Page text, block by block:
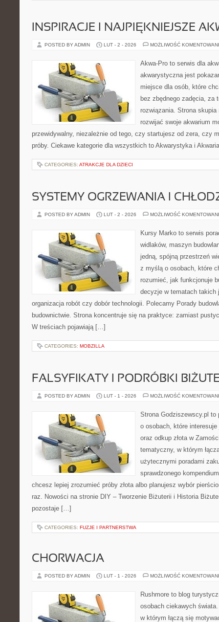
INSPIRACJE I NAJPIĘKNIEJSZE
POSTED BY ADMIN LUT - 2 - 2026 MOŻLIWOŚĆ
Akwa-Pro to serwis dla
akwarystyczna jest
miejsce dla osób, które
bez zbędnego zadęcia, za
rozwiązania. Strona
rozwijać swoje akwarium
przewidywalny, niezależnie od tego, czy startujesz od zera, czy
próby. Ciekawe kategorie dla wszystkich to Akwarystyka i
CATEGORIES: ATRAKCJE DLA DZIECI
SYSTEMY OGRZEWANIA I
POSTED BY ADMIN LUT - 2 - 2026 MOŻLIWOŚĆ
Kursy Marko to serwis
widlaków, maszyn
jedną, spójną przestrzeń
z myślą o osobach, które
rozumieć, jak funkcjonuje
decyzje w tematach
organizacja robót czy dobór technologii. Polecamy Porady
budownictwie. Strona koncentruje się na praktyce: zamiast
W treściach pojawiają […]
CATEGORIES: MOBZILLA
FALSYFIKATY I PODRÓBKI
POSTED BY ADMIN LUT - 1 - 2026 MOŻLIWOŚĆ
Strona Godziszewscy.pl
o osobach, które
oraz odkup złota w
tematyczny, w którym
użytecznymi poradami
sprawdzonego
chcesz lepiej zrozumieć próby złota albo planujesz wybór
raz. Nowości na stronie DIY – Tworzenie Biżuterii i Historia
pozostaje […]
CATEGORIES: FUZJE I PARTNERSTWA
CHORWACJA
POSTED BY ADMIN LUT - 1 - 2026 MOŻLIWOŚĆ
Rushmore to blog
osobach ciekawych
w którym łączą się